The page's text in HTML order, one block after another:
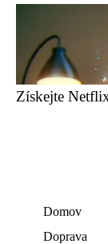
Získejte
Domov
Doprava